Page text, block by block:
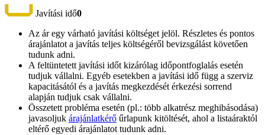
Javítási idő0
Az ár egy várható javítási költséget jelöl. Részletes és pontos
árajánlatot a javítás teljes költségéről bevizsgálást követően
tudunk adni.
A feltüntetett javítási időt kizárólag időpontfoglalás esetén
tudjuk vállalni. Egyéb esetekben a javítási idő függ a szerviz
kapacitásától és a javítás megkezdését érkezési sorrend
alapján tudjuk csak vállalni.
Összetett probléma esetén (pl.: több alkatrész meghibásodása)
javasoljuk árajánlatkérő űrlapunk kitöltését, ahol a listaáraktól
eltérő egyedi árajánlatot tudunk adni.